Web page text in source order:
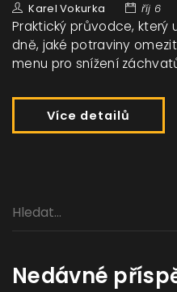
Karel Vokurka říj 6
Praktický průvodce, který
dně, jaké potraviny
menu pro snížení
Více detailů
Nedávné